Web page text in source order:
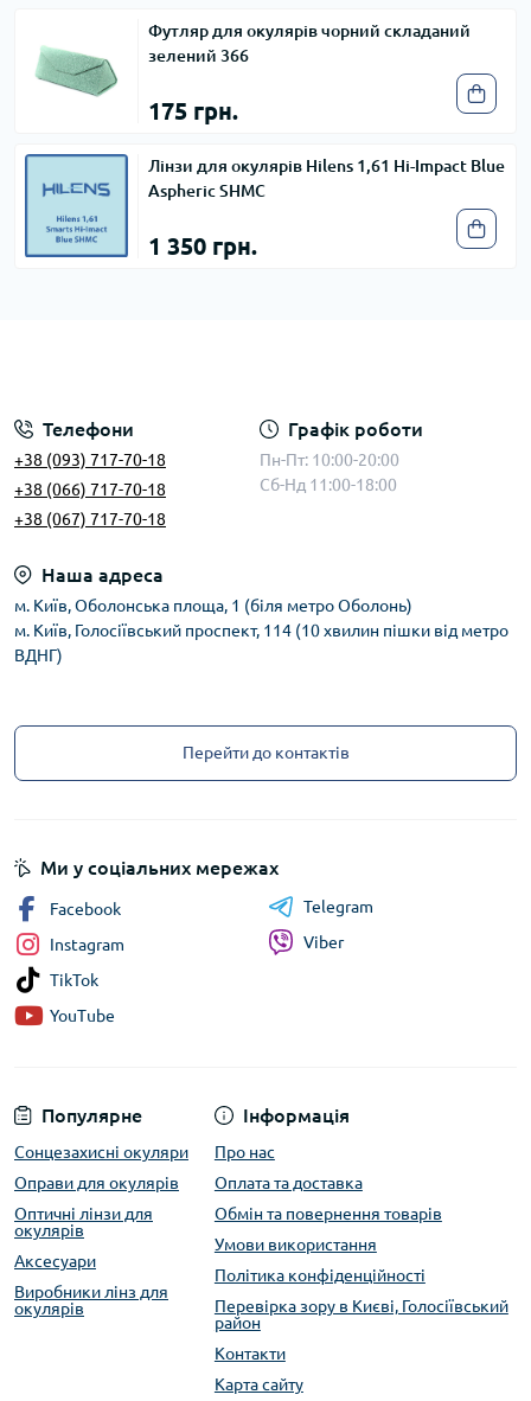
Футляр для окулярів чорний складаний
зелений 366
175 грн.
Лінзи для окулярів Hilens 1,61 Hi-Impact Blue
Aspheric SHMC
1 350 грн.
Телефони
+38 (093) 717-70-18
+38 (066) 717-70-18
+38 (067) 717-70-18
Графік роботи
Пн-Пт: 10:00-20:00
Сб-Нд 11:00-18:00
Наша адреса
м. Київ, Оболонська площа, 1 (біля метро Оболонь)
м. Київ, Голосіївський проспект, 114 (10 хвилин пішки від метро
ВДНГ)
Перейти до контактів
Популярне
Сонцезахисні окуляри
Оправи для окулярів
Оптичні лінзи для
окулярів
Аксесуари
Виробники лінз для
окулярів
Інформація
Про нас
Оплата та доставка
Обмін та повернення товарів
Умови використання
Політика конфіденційності
Перевірка зору в Києві, Голосіївський
район
Контакти
Карта сайту
Ми у соціальних мережах
Facebook
Instagram
TikTok
YouTube
Telegram
Viber